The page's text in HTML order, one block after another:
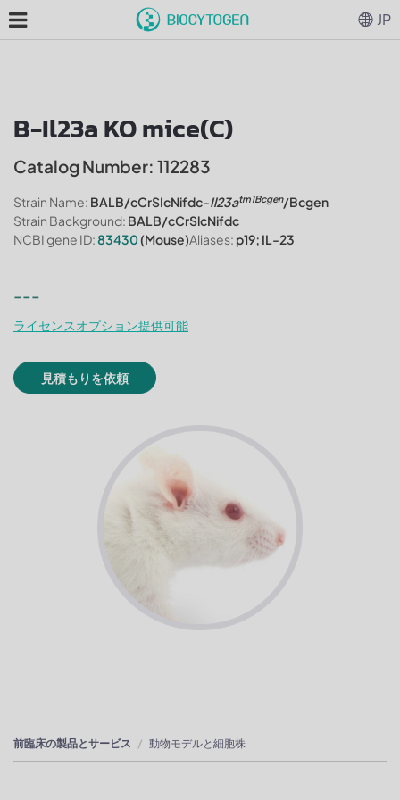
B-Il23a KO mice(C)
Catalog Number: 112283
Strain Name: BALB/cCrSIcNifdc-Il23atm1Bcgen/Bcgen
Strain Background: BALB/cCrSlcNifdc
NCBI gene ID:83430(Mouse)Aliases: p19; IL-23
---
ライセンスオプション提供可能
見積もりを依頼
前臨床の製品とサービス 動物モデルと細胞株
JP